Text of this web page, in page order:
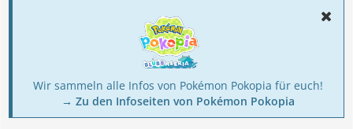
Wir sammeln alle Infos von Pokémon Pokopia für euch!
→ Zu den Infoseiten von Pokémon Pokopia